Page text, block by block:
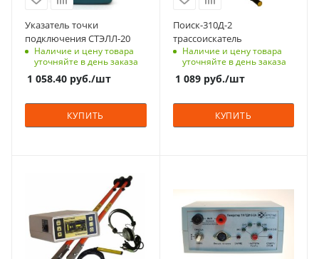
Указатель точки
подключения СТЭЛЛ-20
Наличие и цену товара
уточняйте в день заказа
1 058.40 руб./шт
КУПИТЬ
Поиск-310Д-2
трассоискатель
Наличие и цену товара
уточняйте в день заказа
1 089руб./шт
КУПИТЬ